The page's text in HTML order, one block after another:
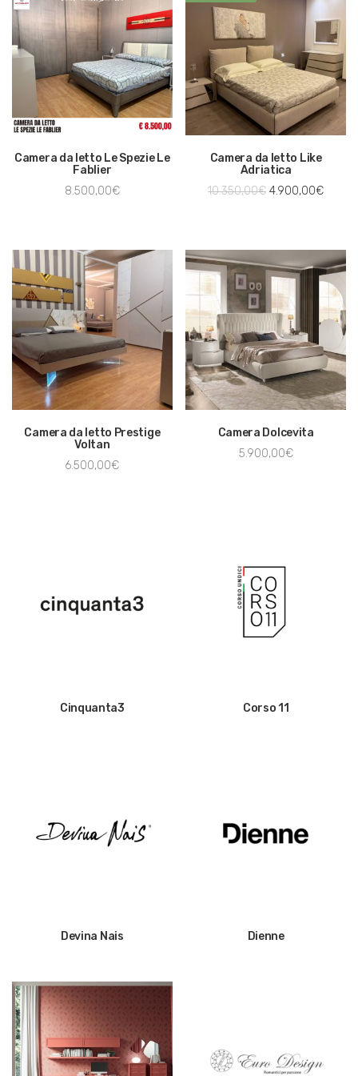
Camera da letto Le Spezie Le
Fablier
8.500,00€
Camera da letto Like
Adriatica
10.350,00€ 4.900,00€
Camera da letto Prestige
Voltan
6.500,00€
Camera Dolcevita
5.900,00€
Cinquanta3 Corso 11
Devina Nais Dienne